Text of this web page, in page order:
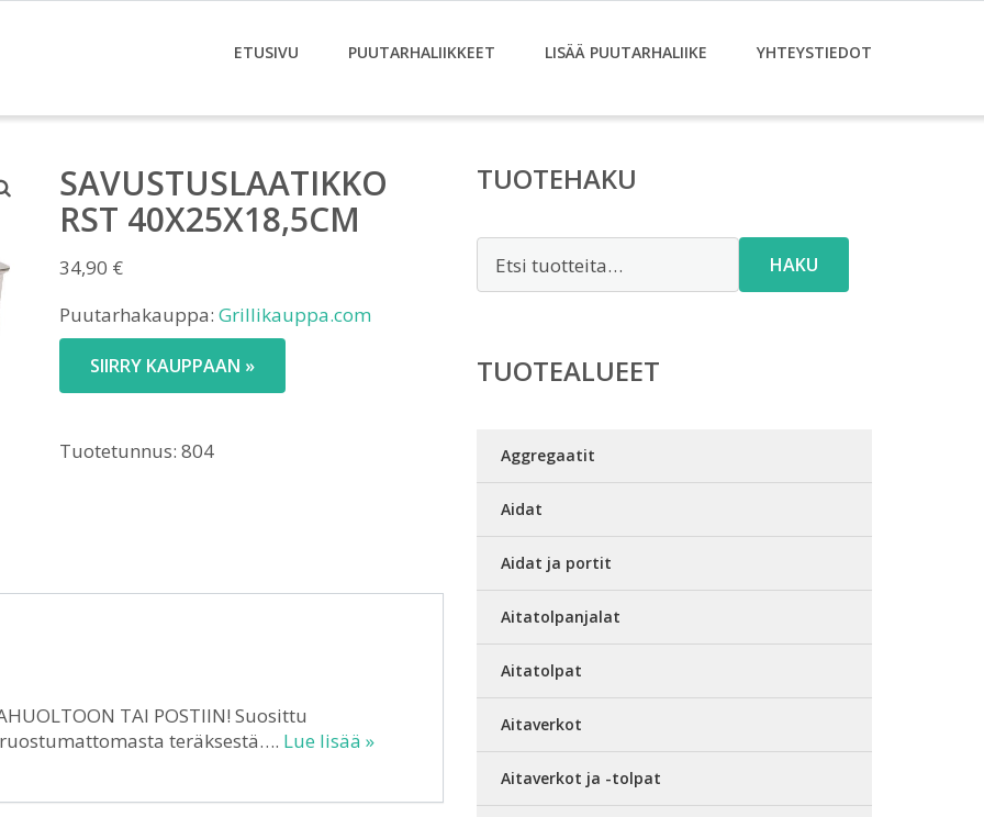
ETUSIVU PUUTARHALIIKKEET LISÄÄ PUUTARHALIIKE YHTEYSTIEDOT
SAVUSTUSLAATIKKO
RST 40X25X18,5CM
34,90 €
Puutarhakauppa: Grillikauppa.com
SIIRRY KAUPPAAN »
Tuotetunnus: 804
TAI POSTIIN! Suosittu
teräksestä…. Lue lisää »
TUOTEHAKU
HAKU
TUOTEALUEET
Aggregaatit
Aidat
Aidat ja portit
Aitatolpanjalat
Aitatolpat
Aitaverkot
Aitaverkot ja -tolpat